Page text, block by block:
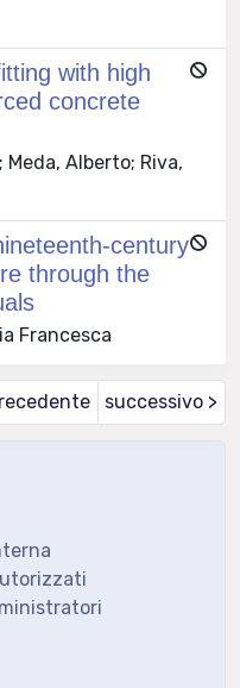
with high
concrete
Alberto; Riva,
century
through the
Francesca
successivo >